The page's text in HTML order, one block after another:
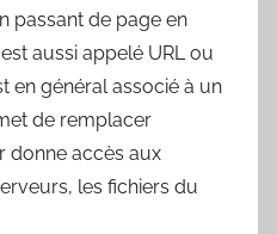
passant de page en
aussi appelé URL ou
en général associé à un
de remplacer
donne accès aux
les fichiers du